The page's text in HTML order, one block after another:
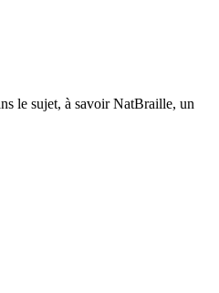
le sujet, à savoir NatBraille, un